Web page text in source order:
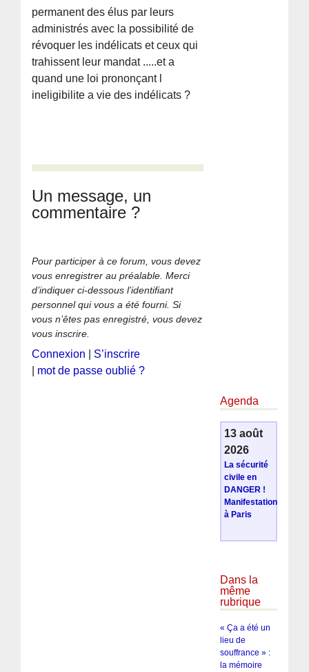
permanent des élus par leurs
administrés avec la possibilité de
révoquer les indélicats et ceux qui
trahissent leur mandat .....et a
quand une loi prononçant l
ineligibilite a vie des indélicats ?
Un message, un
commentaire ?
Pour participer à ce forum, vous devez
vous enregistrer au préalable. Merci
d’indiquer ci-dessous l’identifiant
personnel qui vous a été fourni. Si
vous n’êtes pas enregistré, vous devez
vous inscrire.
Connexion
S’inscrire
mot de passe oublié ?
Agenda
13 août
2026
La sécurité
civile en
DANGER !
Manifestation
à Paris
Dans la
même
rubrique
« Ça a été un
lieu de
souffrance » :
la mémoire